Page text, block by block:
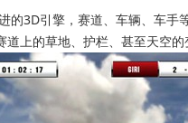
的3D引擎，赛道、车辆、车
上的草地、护栏、甚至天空的